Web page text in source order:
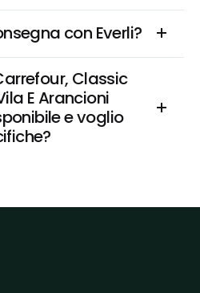
con Everli?
Classic
E Arancioni
e voglio